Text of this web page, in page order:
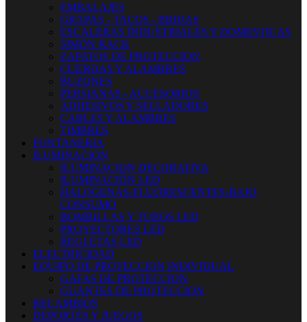
EMBALAJES
GRAPAS - TACOS - BRIDAS
ESCALERAS INDUSTRIALES Y DOMESTICAS
SIMON RACK
ZAPATOS DE PROTECCION
CUERDAS Y ALAMBRES
BUZONES
PERSIANAS - ACCESORIOS
ADHESIVOS Y SELLADORES
CABLES Y ALAMBRES
TIMBRES
FONTANERIA
ILUMINACION
ILUMINACION DECORATIVA
ILUMINACIÓN LED
HALOGENAS-FLUORESCENTES-BAJO
CONSUMO
BOMBILLAS Y TUBOS LED
PROYECTORES LED
REGLETAS LED
ELECTRICIDAD
EQUIPO DE PROTECCION INDIVIDUAL
GAFAS DE PROTECCION
GUANTES DE PROTECCION
RECAMBIOS
DEPORTES Y JUEGOS